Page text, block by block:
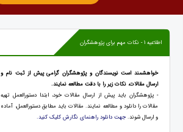
اطلاعیه 1 - نکات مهم برای پژوهشگران
خواهشمند است نویسندگان و پژوهشگران گرامی پیش از ثبت نام و
ارسال مقالات، نکات زیر را با دقت مطالعه نمایند.
- پژوهشگران باید پیش از ارسال مقالات خود، ابتدا دستورالعمل تهیه
مقالات را دانلود و مطالعه نمایند. مقالات باید مطابق دستورالعمل، آماده
و ارسال شوند. جهت دانلود راهنمای نگارش کلیک کنید.